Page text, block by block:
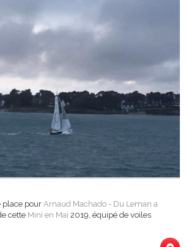
place pour Arnaud Machado - Du Leman a
cette Mini en Mai 2019, équipé de voiles